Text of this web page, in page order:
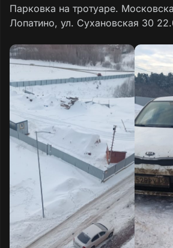
Парковка на тротуаре.
Лопатино, ул. Сухановская 30